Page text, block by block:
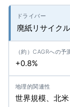
廃紙リサイク
+0.8%
世界規模、北